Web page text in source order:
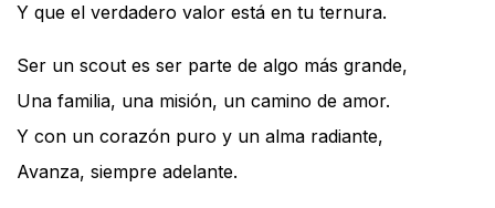
Y que el verdadero valor está en tu ternura.
Ser un scout es ser parte de algo más grande,
Una familia, una misión, un camino de amor.
Y con un corazón puro y un alma radiante,
Avanza, siempre adelante.